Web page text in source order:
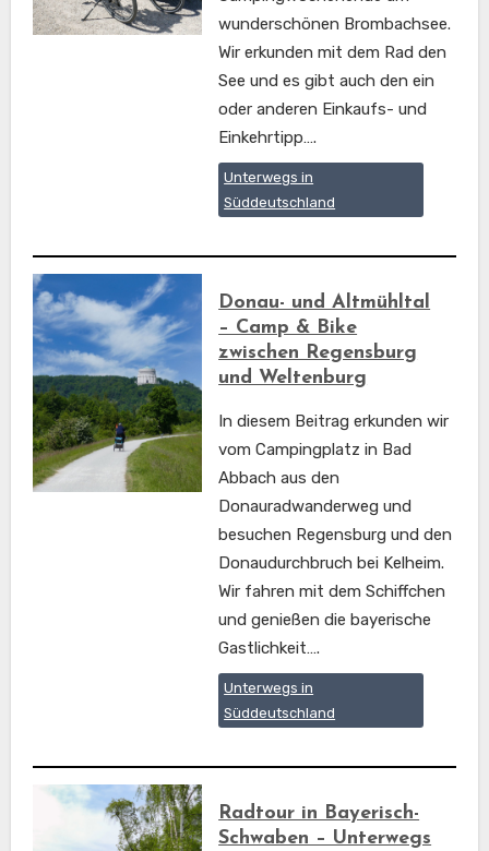
wunderschönen Brombachsee.
Wir erkunden mit dem Rad den
See und es gibt auch den ein
oder anderen Einkaufs- und
Einkehrtipp….
Unterwegs in
Süddeutschland
Donau- und Altmühltal
– Camp & Bike
zwischen Regensburg
und Weltenburg
In diesem Beitrag erkunden wir
vom Campingplatz in Bad
Abbach aus den
Donauradwanderweg und
besuchen Regensburg und den
Donaudurchbruch bei Kelheim.
Wir fahren mit dem Schiffchen
und genießen die bayerische
Gastlichkeit….
Unterwegs in
Süddeutschland
Radtour in Bayerisch-
Schwaben – Unterwegs